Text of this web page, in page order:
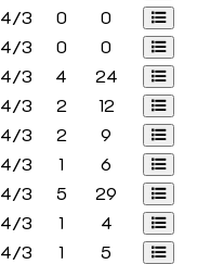
4/3 0
0
4/3 0
0
4/3 4
24
4/3 2
12
4/3 2
9
4/3 1
6
4/3 5
29
4/3 1
4
4/3 1
5